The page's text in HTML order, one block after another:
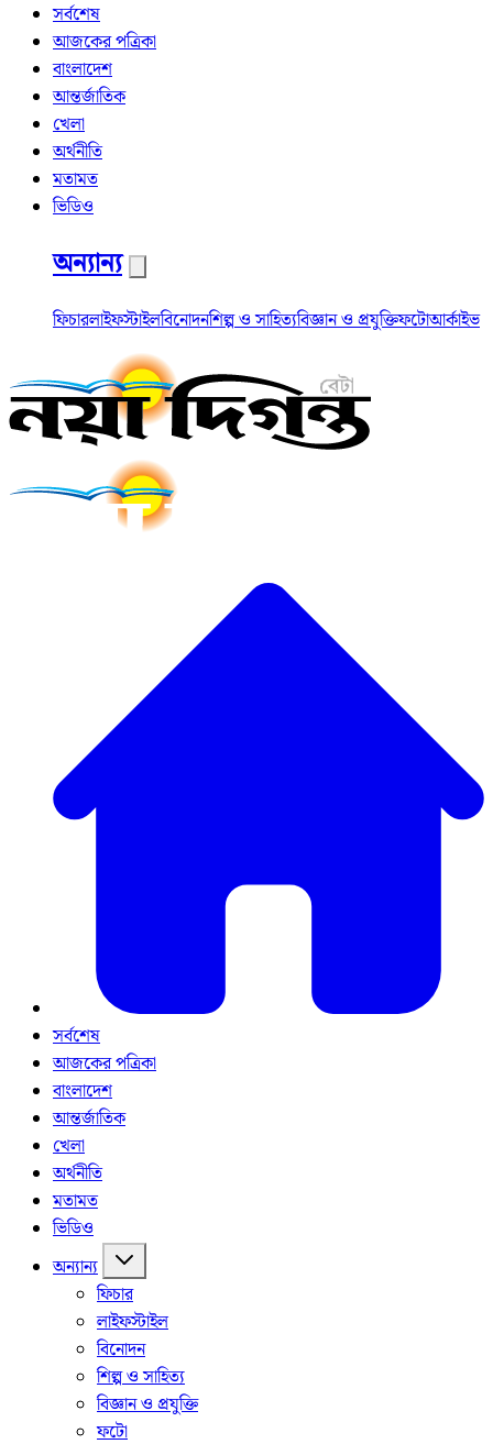
সর্বশেষ
আজকের পত্রিকা
বাংলাদেশ
আন্তর্জাতিক
খেলা
অর্থনীতি
মতামত
ভিডিও
অন্যান্য
ফিচারলাইফস্টাইলবিনোদনশিল্প ও সাহিত্যবিজ্ঞান ও প্রযুক্তিফটোআর্কাইভ
সর্বশেষ
আজকের পত্রিকা
বাংলাদেশ
আন্তর্জাতিক
খেলা
অর্থনীতি
মতামত
ভিডিও
অন্যান্য
ফিচার
লাইফস্টাইল
বিনোদন
শিল্প ও সাহিত্য
বিজ্ঞান ও প্রযুক্তি
ফটো